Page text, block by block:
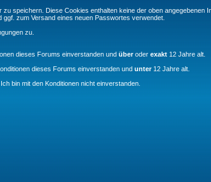
speichern. Diese Cookies enthalten keine der oben angegebenen
zum Versand eines neuen Passwortes verwendet.
zu.
dieses Forums einverstanden und überoder exakt12 Jahre alt.
dieses Forums einverstanden und unter12 Jahre alt.
Ich bin mit den Konditionen nicht einverstanden.